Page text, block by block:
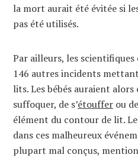
la mort aurait été évitée si
pas été utilisés.
Par ailleurs, les
146 autres incidents
lits. Les bébés auraient alors
suffoquer, de s’étouffer ou
élément du contour de lit.
dans ces malheureux
plupart mal conçus,